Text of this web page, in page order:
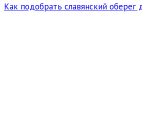
Как подобрать славянский оберег